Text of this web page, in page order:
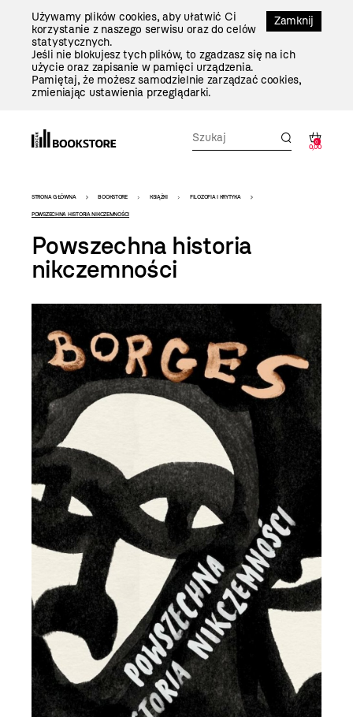
Zamknij
Używamy plików cookies, aby ułatwić Ci
korzystanie z naszego serwisu oraz do celów
statystycznych.
Jeśli nie blokujesz tych plików, to zgadzasz się na ich
użycie oraz zapisanie w pamięci urządzenia.
Pamiętaj, że możesz samodzielnie zarządzać cookies,
zmieniając ustawienia przeglądarki.
0
0,00
Bookstore
-
szablon
szczegóły
STRONA GŁÓWNA BOOKSTORE KSIĄŻKI FILOZOFIA I KRYTYKA
POWSZECHNA HISTORIA NIKCZEMNOŚCI
Powszechna historia
nikczemności